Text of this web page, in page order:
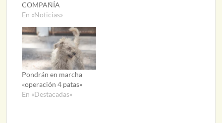
COMPAÑÍA
En «Noticias»
Pondrán en marcha
«operación 4 patas»
En «Destacadas»